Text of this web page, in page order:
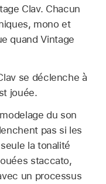
Clav. Chacun
mono et
quand Vintage
se déclenche à
jouée.
du son
pas si les
la tonalité
staccato,
un processus